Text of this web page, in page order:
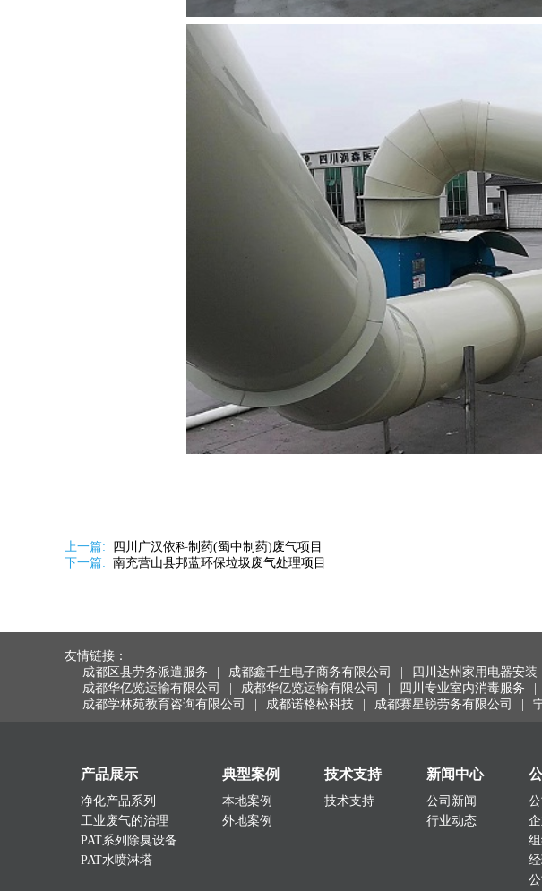
上一篇:
四川广汉依科制药(蜀中制药)废气项目
下一篇: 南充营山县邦蓝环保垃圾废气处理项目
友情链接：
成都区县劳务派遣服务
| 成都鑫千生电子商务有限公司 | 四川达州家用电器安装
成都华亿览运输有限公司
| 成都华亿览运输有限公司 | 四川专业室内消毒服务 |
成都学林苑教育咨询有限公司
| 成都诺格松科技 | 成都赛星锐劳务有限公司 |
产品展示
净化产品系列
工业废气的治理
PAT系列除臭设备
PAT水喷淋塔
典型案例
本地案例
外地案例
技术支持
技术支持
新闻中心
公司新闻
行业动态